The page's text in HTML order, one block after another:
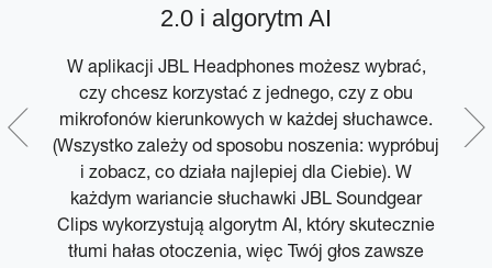
2.0 i algorytm AI
W aplikacji JBL Headphones możesz wybrać,
czy chcesz korzystać z jednego, czy z obu
mikrofonów kierunkowych w każdej słuchawce.
(Wszystko zależy od sposobu noszenia: wypróbuj
i zobacz, co działa najlepiej dla Ciebie). W
każdym wariancie słuchawki JBL Soundgear
Clips wykorzystują algorytm AI, który skutecznie
tłumi hałas otoczenia, więc Twój głos zawsze